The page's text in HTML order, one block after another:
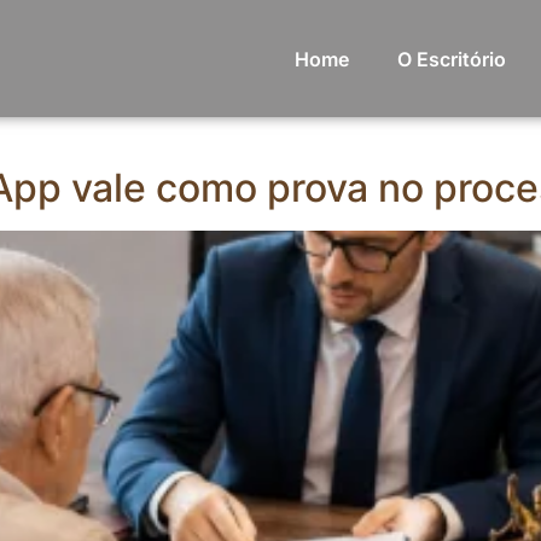
Home O Escritório
vale como prova no